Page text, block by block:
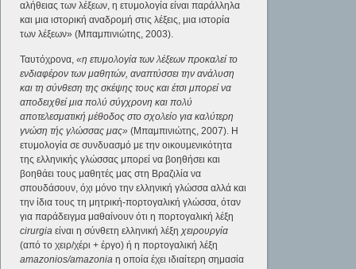
αλήθειας των λέξεων, η ετυμολογία είναι παράλληλα
και μια ιστορική αναδρομή στις λέξεις, μια ιστορία
των λέξεων» (Μπαμπινιώτης, 2003).
Ταυτόχρονα,«η ετυμολογία των λέξεων προκαλεί το
ενδιαφέρον των μαθητών, αναπτύσσει την ανάλυση
και τη σύνθεση της σκέψης τους και έτσι μπορεί να
αποδειχθεί μια πολύ σύγχρονη και πολύ
αποτελεσματική μέθοδος στο σχολείο για καλύτερη
γνώση τής γλώσσας μας» (Μπαμπινιώτης, 2007). Η
ετυμολογία σε συνδυασμό με την οικουμενικότητα
της ελληνικής γλώσσας μπορεί να βοηθήσει και
βοηθάει τους μαθητές μας στη Βραζιλία να
σπουδάσουν, όχι μόνο την ελληνική γλώσσα αλλά και
την ίδια τους τη μητρική-πορτογαλική γλώσσα, όταν
για παράδειγμα μαθαίνουν ότι η πορτογαλική λέξη
cirurgiaείναι η σύνθετη ελληνική λέξη χειρουργία
(από το χειρ/χέρι + έργο) ή η πορτογαλική λέξη
amazonios/amazonia η οποία έχει ιδιαίτερη σημασία